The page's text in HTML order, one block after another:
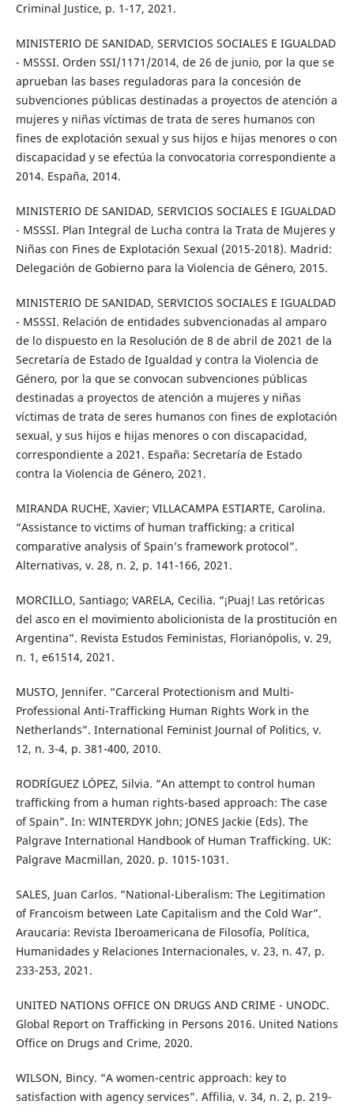
Criminal Justice, p. 1-17, 2021.
MINISTERIO DE SANIDAD, SERVICIOS SOCIALES E IGUALDAD
- MSSSI. Orden SSI/1171/2014, de 26 de junio, por la que se
aprueban las bases reguladoras para la concesión de
subvenciones públicas destinadas a proyectos de atención a
mujeres y niñas víctimas de trata de seres humanos con
fines de explotación sexual y sus hijos e hijas menores o con
discapacidad y se efectúa la convocatoria correspondiente a
2014. España, 2014.
MINISTERIO DE SANIDAD, SERVICIOS SOCIALES E IGUALDAD
- MSSSI. Plan Integral de Lucha contra la Trata de Mujeres y
Niñas con Fines de Explotación Sexual (2015-2018). Madrid:
Delegación de Gobierno para la Violencia de Género, 2015.
MINISTERIO DE SANIDAD, SERVICIOS SOCIALES E IGUALDAD
- MSSSI. Relación de entidades subvencionadas al amparo
de lo dispuesto en la Resolución de 8 de abril de 2021 de la
Secretaría de Estado de Igualdad y contra la Violencia de
Género, por la que se convocan subvenciones públicas
destinadas a proyectos de atención a mujeres y niñas
víctimas de trata de seres humanos con fines de explotación
sexual, y sus hijos e hijas menores o con discapacidad,
correspondiente a 2021. España: Secretaría de Estado
contra la Violencia de Género, 2021.
MIRANDA RUCHE, Xavier; VILLACAMPA ESTIARTE, Carolina.
“Assistance to victims of human trafficking: a critical
comparative analysis of Spain’s framework protocol”.
Alternativas, v. 28, n. 2, p. 141-166, 2021.
MORCILLO, Santiago; VARELA, Cecilia. “¡Puaj! Las retóricas
del asco en el movimiento abolicionista de la prostitución en
Argentina”. Revista Estudos Feministas, Florianópolis, v. 29,
n. 1, e61514, 2021.
MUSTO, Jennifer. “Carceral Protectionism and Multi-
Professional Anti-Trafficking Human Rights Work in the
Netherlands”. International Feminist Journal of Politics, v.
12, n. 3-4, p. 381-400, 2010.
RODRÍGUEZ LÓPEZ, Silvia. “An attempt to control human
trafficking from a human rights-based approach: The case
of Spain”. In: WINTERDYK John; JONES Jackie (Eds). The
Palgrave International Handbook of Human Trafficking. UK:
Palgrave Macmillan, 2020. p. 1015-1031.
SALES, Juan Carlos. “National-Liberalism: The Legitimation
of Francoism between Late Capitalism and the Cold War”.
Araucaria: Revista Iberoamericana de Filosofía, Política,
Humanidades y Relaciones Internacionales, v. 23, n. 47, p.
233-253, 2021.
UNITED NATIONS OFFICE ON DRUGS AND CRIME - UNODC.
Global Report on Trafficking in Persons 2016. United Nations
Office on Drugs and Crime, 2020.
WILSON, Bincy. “A women-centric approach: key to
satisfaction with agency services”. Affilia, v. 34, n. 2, p. 219-